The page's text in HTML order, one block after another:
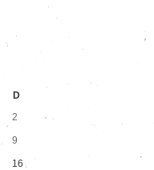
D
2
9
16